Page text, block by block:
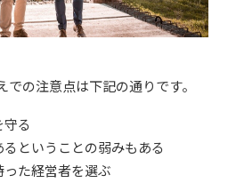
の注意点は下記の通りです。
る
ということの弱みもある
た経営者を選ぶ